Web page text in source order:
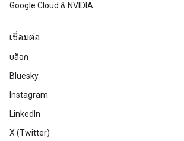
Google Cloud & NVIDIA
เชื่อมต่อ
บล็อก
Bluesky
Instagram
LinkedIn
X (Twitter)